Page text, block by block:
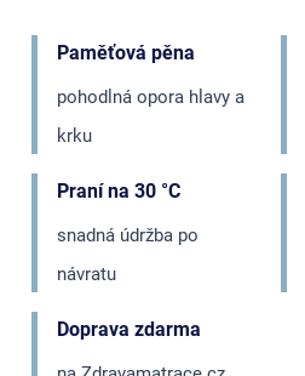
Paměťová pěna
pohodlná opora hlavy a
krku
Praní na 30 °C
snadná údržba po
návratu
Doprava zdarma